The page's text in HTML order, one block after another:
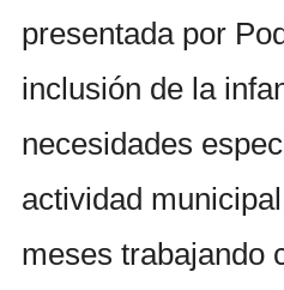
presentada por
inclusión de la
necesidades
actividad
meses trabajando